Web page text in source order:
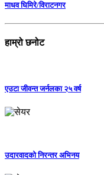
माधव घिमिरे/विराटनगर
हाम्रो छनोट
एउटा जीवन्त जर्नलका २५ वर्ष
उदारवादको निरन्तर अभिनय